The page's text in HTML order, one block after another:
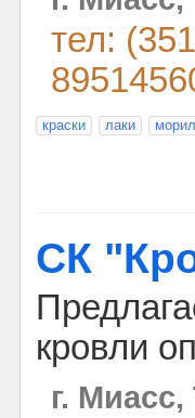
тел:
краски лаки
СК
кровли
г.